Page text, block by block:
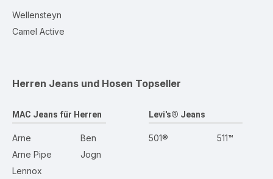
Wellensteyn
Camel Active
Herren Jeans und Hosen Topseller
MAC Jeans für Herren
Arne
Arne Pipe
Lennox
Ben
Jogn
Levi's® Jeans
501® 511™